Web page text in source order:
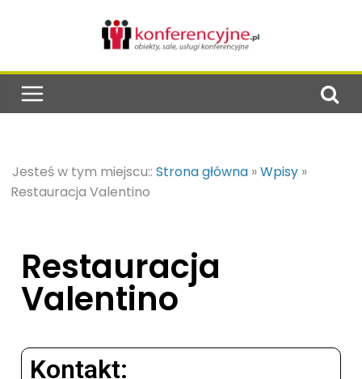
Jesteś w tym miejscu:: Strona główna »Wpisy »
Restauracja Valentino
Restauracja
Valentino
Kontakt: